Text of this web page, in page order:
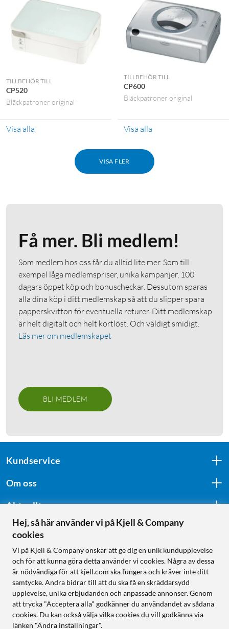
TILLBEHÖR TILL
CP520
Bläckpatroner original
Visa alla
TILLBEHÖR TILL
CP600
Bläckpatroner original
Visa alla
VISA FLER
Få mer. Bli medlem!
Som medlem hos oss får du alltid lite mer. Som till
exempel låga medlemspriser, unika kampanjer, 100
dagars öppet köp och bonuscheckar. Dessutom sparas
alla dina köp i ditt medlemskap så att du slipper spara
papperskvitton för eventuella returer. Ditt medlemskap
är helt digitalt och helt kortlöst. Och väldigt smidigt.
Läs mer om medlemskapet
BLI MEDLEM
Kundservice
Om oss
Aktuellt
Följ oss
Handla från:
Sverige
Norge
Hej, så här använder vi på Kjell & Company
cookies
Vi på Kjell & Company önskar att ge dig en unik kundupplevelse
och för att kunna göra detta använder vi cookies. Några av dessa
är nödvändiga för att kjell.com ska fungera och kräver inte ditt
samtycke. Andra bidrar till att du ska få en skräddarsydd
upplevelse, unika erbjudanden och anpassade annonser. Genom
att trycka "Acceptera alla" godkänner du användandet av sådana
cookies. Du kan också välja vilka cookies du vill godkänna via
länken "Ändra inställningar".